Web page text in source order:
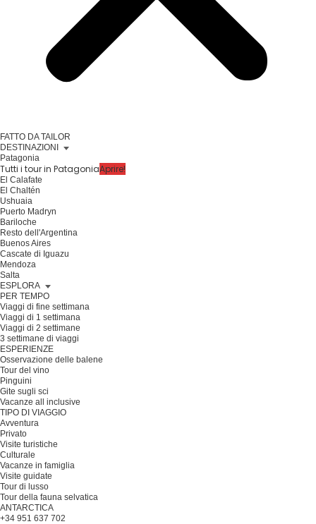
FATTO DA TAILOR
DESTINAZIONI
Patagonia
Tutti i tour in PatagoniaAprire!
El Calafate
El Chaltén
Ushuaia
Puerto Madryn
Bariloche
Resto dell'Argentina
Buenos Aires
Cascate di Iguazu
Mendoza
Salta
ESPLORA
PER TEMPO
Viaggi di fine settimana
Viaggi di 1 settimana
Viaggi di 2 settimane
3 settimane di viaggi
ESPERIENZE
Osservazione delle balene
Tour del vino
Pinguini
Gite sugli sci
Vacanze all inclusive
TIPO DI VIAGGIO
Avventura
Privato
Visite turistiche
Culturale
Vacanze in famiglia
Visite guidate
Tour di lusso
Tour della fauna selvatica
ANTARCTICA
+34 951 637 702